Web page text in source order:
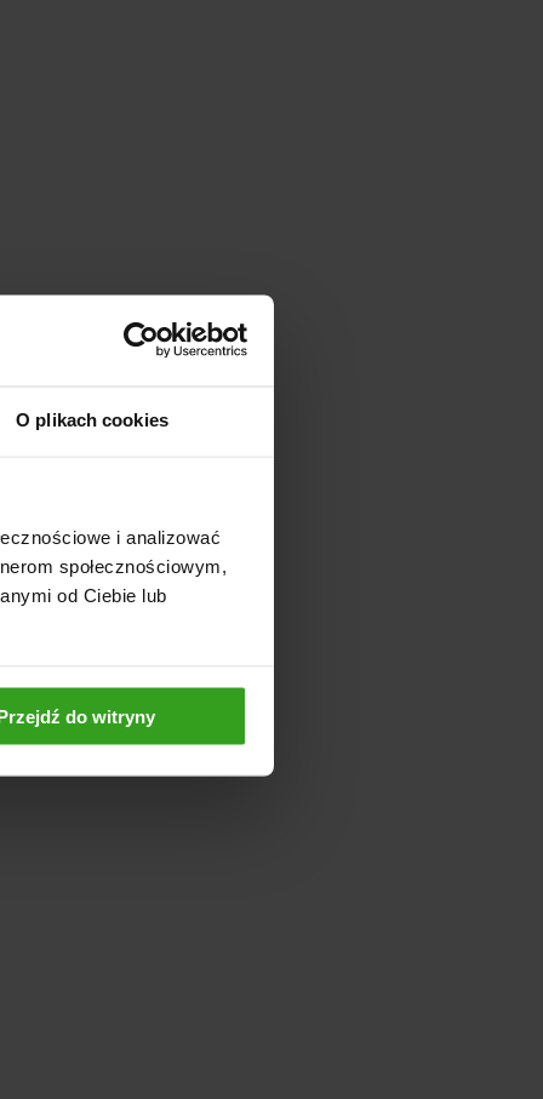
O plikach cookies
i analizować
społecznościowym,
od Ciebie lub
do witryny